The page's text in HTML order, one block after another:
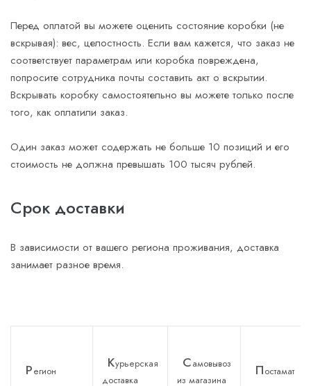
Перед оплатой вы можете оценить состояние коробки (не
вскрывая): вес, целостность. Если вам кажется, что заказ не
соответствует параметрам или коробка повреждена,
попросите сотрудника почты составить акт о вскрытии.
Вскрывать коробку самостоятельно вы можете только после
того, как оплатили заказ.
Один заказ может содержать не больше 10 позиций и его
стоимость не должна превышать 100 тысяч рублей.
Срок доставки
В зависимости от вашего региона проживания, доставка
занимает разное время.
Регион Курьерская
доставка
Самовывоз
из магазина
Постамат